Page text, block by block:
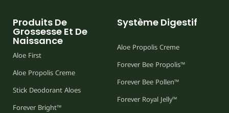
Produits De
Grossesse Et De
Naissance
Aloe First
Aloe Propolis Creme
Stick Deodorant Aloes
Forever Bright™
Système Digestif
Aloe Propolis Creme
Forever Bee Propolis™
Forever Bee Pollen™
Forever Royal Jelly™